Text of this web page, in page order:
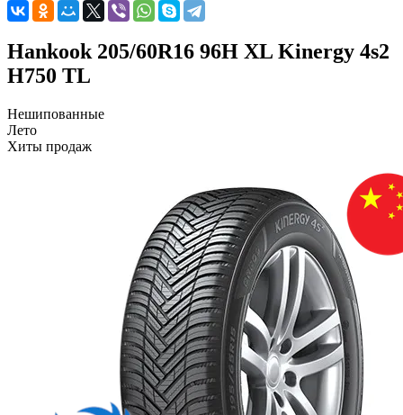
Hankook 205/60R16 96H XL Kinergy 4s2
H750 TL
Нешипованные
Лето
Хиты продаж